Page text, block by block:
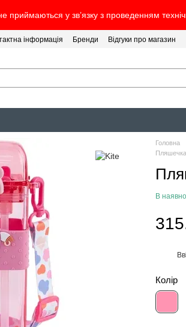
у зв’язку з проведенням
інформація Бренди Відгуки про магазин
Головна
В
Колір